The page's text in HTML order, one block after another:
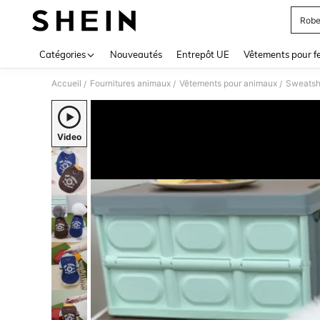
Catégories Nouveautés Entrepôt UE Vêtements pour
Accueil / Fournitures animaux / Vêtements pour animaux /
Video